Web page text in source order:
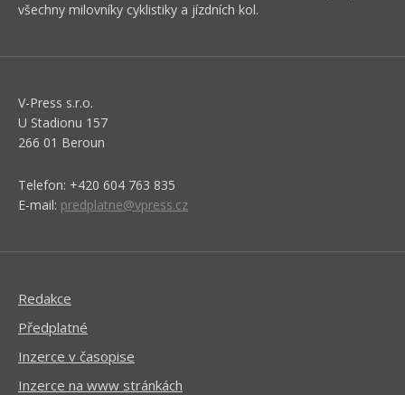
všechny milovníky cyklistiky a jízdních kol.
V-Press s.r.o.
U Stadionu 157
266 01 Beroun
Telefon: +420 604 763 835
E-mail: predplatne@vpress.cz
Redakce
Předplatné
Inzerce v časopise
Inzerce na www stránkách